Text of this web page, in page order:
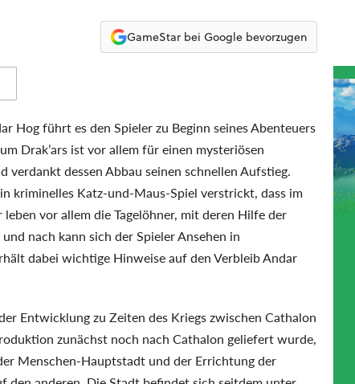
GameStar bei Google bevorzugen
Hog führt es den Spieler zu Beginn seines Abenteuers
Drak’ars ist vor allem für einen mysteriösen
verdankt dessen Abbau seinen schnellen Aufstieg.
kriminelles Katz-und-Maus-Spiel verstrickt, dass im
vor allem die Tagelöhner, mit deren Hilfe der
nach kann sich der Spieler Ansehen in
dabei wichtige Hinweise auf den Verbleib Andar
Entwicklung zu Zeiten des Kriegs zwischen Cathalon
zunächst noch nach Cathalon geliefert wurde,
Menschen-Hauptstadt und der Errichtung der